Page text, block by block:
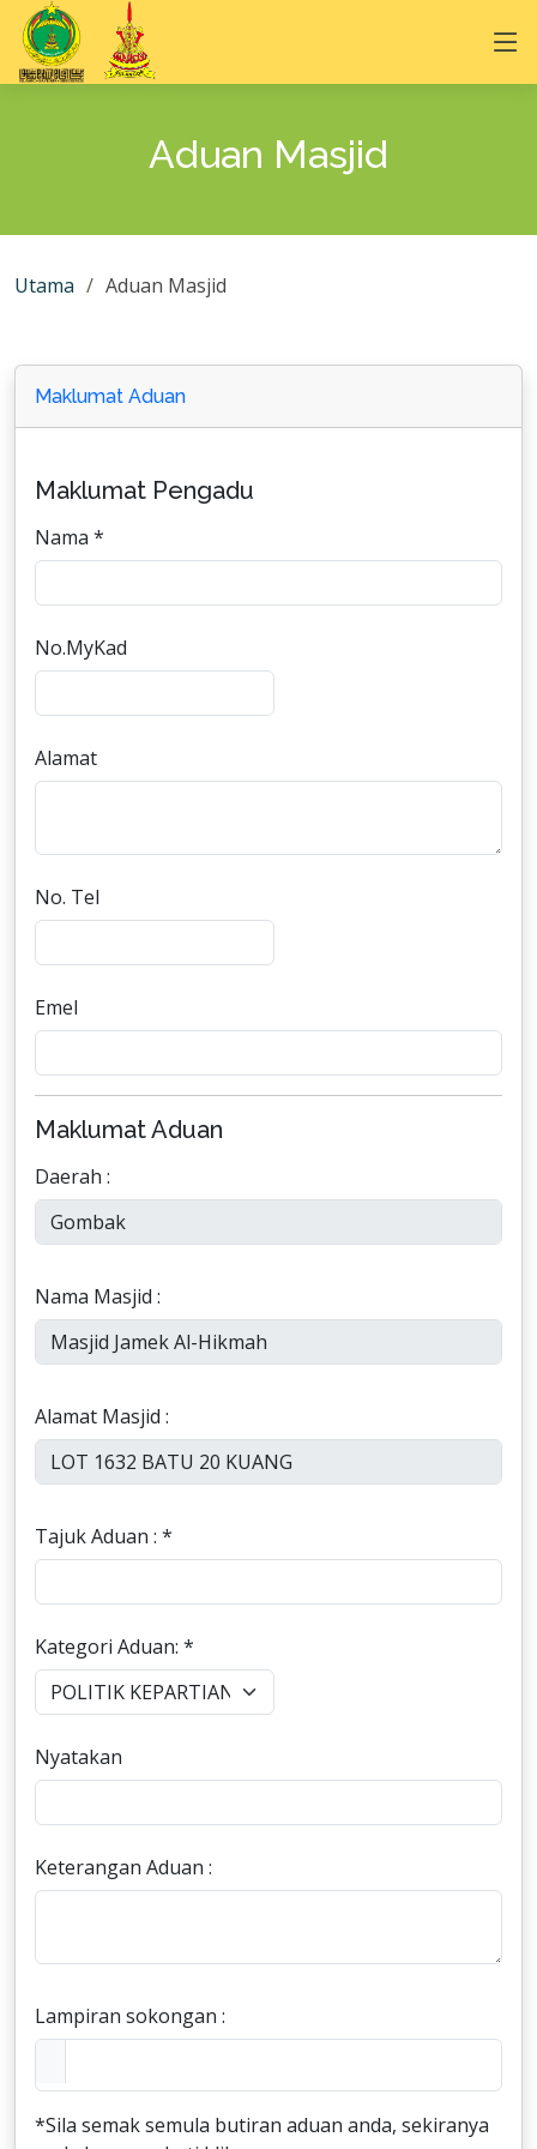
Aduan Masjid
Utama Aduan Masjid
Maklumat Aduan
Maklumat Pengadu
Nama *
No.MyKad
Alamat
No. Tel
Emel
Maklumat Aduan
Daerah :
Nama Masjid :
Alamat Masjid :
Tajuk Aduan : *
Kategori Aduan: *
Nyatakan
Keterangan Aduan :
Lampiran sokongan :
*Sila semak semula butiran aduan anda, sekiranya